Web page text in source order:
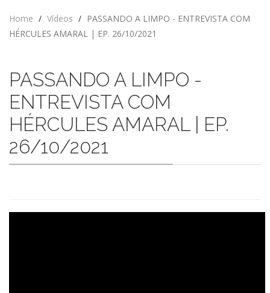
Home / Vídeos / PASSANDO A LIMPO - ENTREVISTA COM
HÉRCULES AMARAL | EP. 26/10/2021
PASSANDO A LIMPO -
ENTREVISTA COM
HÉRCULES AMARAL | EP.
26/10/2021